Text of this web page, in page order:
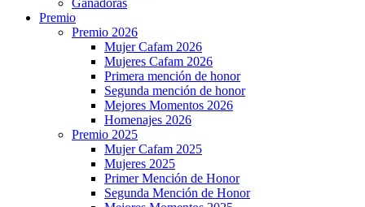
Ganadoras
Premio
Premio 2026
Mujer Cafam 2026
Mujeres Cafam 2026
Primera mención de honor
Segunda mención de honor
Mejores Momentos 2026
Homenajes 2026
Premio 2025
Mujer Cafam 2025
Mujeres 2025
Primer Mención de Honor
Segunda Mención de Honor